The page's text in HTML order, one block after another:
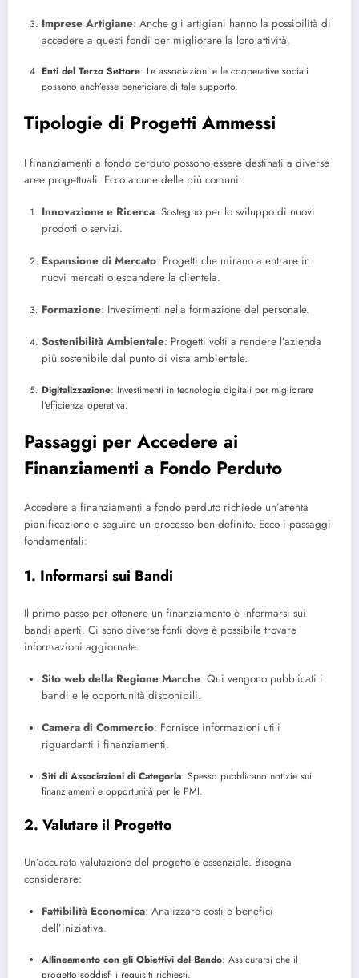
Imprese Artigiane: Anche gli artigiani hanno la possibilità di
accedere a questi fondi per migliorare la loro attività.
Enti del Terzo Settore: Le associazioni e le cooperative sociali
possono anch’esse beneficiare di tale supporto.
Tipologie di Progetti Ammessi
I finanziamenti a fondo perduto possono essere destinati a diverse
aree progettuali. Ecco alcune delle più comuni:
Innovazione e Ricerca: Sostegno per lo sviluppo di nuovi
prodotti o servizi.
Espansione di Mercato: Progetti che mirano a entrare in
nuovi mercati o espandere la clientela.
Formazione: Investimenti nella formazione del personale.
Sostenibilità Ambientale: Progetti volti a rendere l’azienda
più sostenibile dal punto di vista ambientale.
Digitalizzazione: Investimenti in tecnologie digitali per migliorare
l’efficienza operativa.
Passaggi per Accedere ai
Finanziamenti a Fondo Perduto
Accedere a finanziamenti a fondo perduto richiede un’attenta
pianificazione e seguire un processo ben definito. Ecco i passaggi
fondamentali:
1. Informarsi sui Bandi
Il primo passo per ottenere un finanziamento è informarsi sui
bandi aperti. Ci sono diverse fonti dove è possibile trovare
informazioni aggiornate:
Sito web della Regione Marche: Qui vengono pubblicati i
bandi e le opportunità disponibili.
Camera di Commercio: Fornisce informazioni utili
riguardanti i finanziamenti.
Siti di Associazioni di Categoria: Spesso pubblicano notizie sui
finanziamenti e opportunità per le PMI.
2. Valutare il Progetto
Un’accurata valutazione del progetto è essenziale. Bisogna
considerare:
Fattibilità Economica: Analizzare costi e benefici
dell’iniziativa.
Allineamento con gli Obiettivi del Bando: Assicurarsi che il
progetto soddisfi i requisiti richiesti.